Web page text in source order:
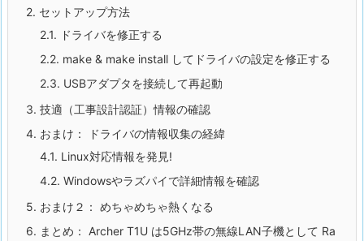
2. セットアップ方法
2.1. ドライバを修正する
2.2. make & make install してドライバの設定を修正する
2.3. USBアダプタを接続して再起動
3. 技適（工事設計認証）情報の確認
4. おまけ： ドライバの情報収集の経緯
4.1. Linux対応情報を発見!
4.2. Windowsやラズパイで詳細情報を確認
5. おまけ２： めちゃめちゃ熱くなる
6. まとめ： Archer T1U は5GHz帯の無線LAN子機として Ra